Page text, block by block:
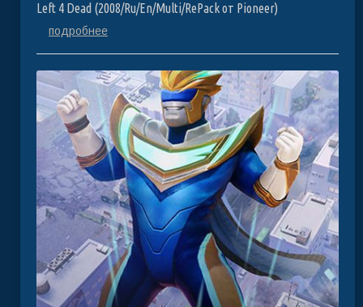
Left 4 Dead (2008/Ru/En/Multi/RePack от Pioneer)
подробнее